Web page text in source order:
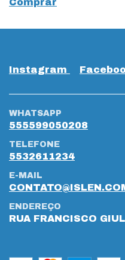
Instagram
WHATSAPP
555599050208
TELEFONE
5532611234
E-MAIL
ENDEREÇO
RUA FRANCISCO